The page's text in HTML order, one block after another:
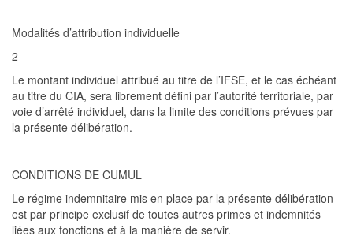
Modalités d’attribution individuelle
2
Le montant individuel attribué au titre de l’IFSE, et le cas échéant
au titre du CIA, sera librement défini par l’autorité territoriale, par
voie d’arrêté individuel, dans la limite des conditions prévues par
la présente délibération.
CONDITIONS DE CUMUL
Le régime indemnitaire mis en place par la présente délibération
est par principe exclusif de toutes autres primes et indemnités
liées aux fonctions et à la manière de servir.